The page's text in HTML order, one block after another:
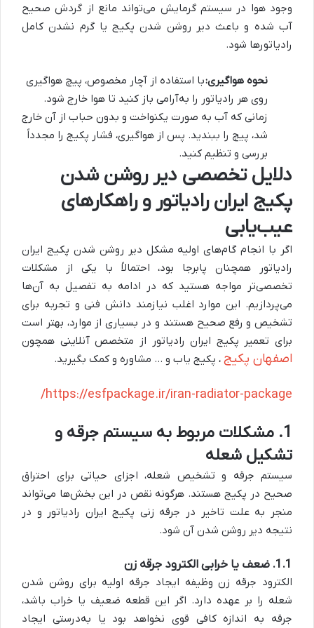
وجود هوا در سیستم گرمایش می‌تواند مانع از گردش صحیح
آب شده و باعث دیر روشن شدن پکیج یا گرم نشدن کامل
رادیاتورها شود.
نحوه هواگیری:با استفاده از آچار مخصوص، پیچ هواگیری
روی هر رادیاتور را به‌آرامی باز کنید تا هوا خارج شود.
زمانی که آب به صورت یکنواخت و بدون حباب از آن خارج
شد، پیچ را ببندید. پس از هواگیری، فشار پکیج را مجدداً
بررسی و تنظیم کنید.
دلایل تخصصی دیر روشن شدن
پکیج ایران رادیاتور و راهکارهای
عیب‌یابی
اگر با انجام گام‌های اولیه مشکل دیر روشن شدن پکیج ایران
رادیاتور همچنان پابرجا بود، احتمالاً با یکی از مشکلات
تخصصی‌تر مواجه هستید که در ادامه به تفصیل به آن‌ها
می‌پردازیم. این موارد اغلب نیازمند دانش فنی و تجربه برای
تشخیص و رفع صحیح هستند و در بسیاری از موارد، بهتر است
برای تعمیر پکیج ایران رادیاتور از متخصص آنلاینی همچون
اصفهان پکیج ، پکیج یاب و … مشاوره و کمک بگیرید.
https://esfpackage.ir/iran-radiator-package/
1. مشکلات مربوط به سیستم جرقه و
تشکیل شعله
سیستم جرقه و تشخیص شعله، اجزای حیاتی برای احتراق
صحیح در پکیج هستند. هرگونه نقص در این بخش‌ها می‌تواند
منجر به علت تاخیر در جرقه زنی پکیج ایران رادیاتور و در
نتیجه دیر روشن شدن آن شود.
1.1. ضعف یا خرابی الکترود جرقه زن
الکترود جرقه زن وظیفه ایجاد جرقه اولیه برای روشن شدن
شعله را بر عهده دارد. اگر این قطعه ضعیف یا خراب باشد،
جرقه به اندازه کافی قوی نخواهد بود یا به‌درستی ایجاد